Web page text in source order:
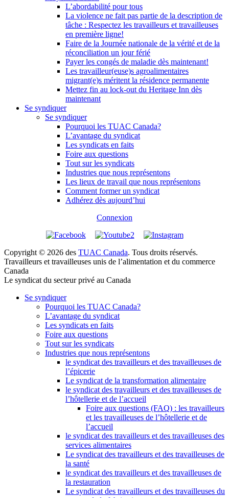
L’abordabilité pour tous
La violence ne fait pas partie de la description de
tâche : Respectez les travailleurs et travailleuses
en première ligne!
Faire de la Journée nationale de la vérité et de la
réconciliation un jour férié
Payer les congés de maladie dès maintenant!
Les travailleur(euse)s agroalimentaires
migrant(e)s méritent la résidence permanente
Mettez fin au lock-out du Heritage Inn dès
maintenant
Se syndiquer
Se syndiquer
Pourquoi les TUAC Canada?
L’avantage du syndicat
Les syndicats en faits
Foire aux questions
Tout sur les syndicats
Industries que nous représentons
Les lieux de travail que nous représentons
Comment former un syndicat
Adhérez dès aujourd’hui
Connexion
Copyright © 2026 des TUAC Canada. Tous droits réservés.
Travailleurs et travailleuses unis de l’alimentation et du commerce
Canada
Le syndicat du secteur privé au Canada
Se syndiquer
Pourquoi les TUAC Canada?
L’avantage du syndicat
Les syndicats en faits
Foire aux questions
Tout sur les syndicats
Industries que nous représentons
le syndicat des travailleurs et des travailleuses de
l’épicerie
Le syndicat de la transformation alimentaire
le syndicat des travailleurs et des travailleuses de
l’hôtellerie et de l’accueil
Foire aux questions (FAQ) : les travailleurs
et les travailleuses de l’hôtellerie et de
l’accueil
le syndicat des travailleurs et des travailleuses des
services alimentaires
Le syndicat des travailleurs et des travailleuses de
la santé
le syndicat des travailleurs et des travailleuses de
la restauration
Le syndicat des travailleurs et des travailleuses du